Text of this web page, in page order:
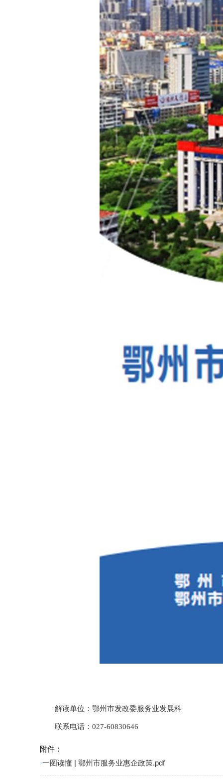
解读单位：鄂州市发改委服务业发展科
联系电话：027-60830646
附件：
·一图读懂 | 鄂州市服务业惠企政策.pdf